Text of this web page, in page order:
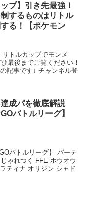
プ】引き先最強！
するものはリトル
る！【ポケモン
トルカップでモンメ
最後までご覧ください！
記事です↓ チャンネル登
成パを徹底解説
バトルリーグ】
バトルリーグ】 パーテ
ゃれつく FFE ホウオウ
ティナ オリジン シャド